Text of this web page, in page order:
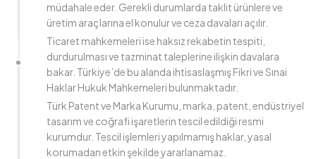
müdahale eder. Gerekli durumlarda taklit ürünlere ve
üretim araçlarına el konulur ve ceza davaları açılır.
Ticaret mahkemeleri ise haksız rekabetin tespiti,
durdurulması ve tazminat taleplerine ilişkin davalara
bakar. Türkiye’de bu alanda ihtisaslaşmış Fikri ve Sınai
Haklar Hukuk Mahkemeleri bulunmaktadır.
Türk Patent ve Marka Kurumu, marka, patent, endüstriyel
tasarım ve coğrafi işaretlerin tescil edildiği resmi
kurumdur. Tescil işlemleri yapılmamış haklar, yasal
korumadan etkin şekilde yararlanamaz.